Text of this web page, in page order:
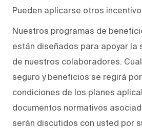
Pueden aplicarse otros
Nuestros programas de
están diseñados para apoyar la
de nuestros colaboradores.
seguro y beneficios se regirá
condiciones de los planes
documentos normativos
serán discutidos con usted por